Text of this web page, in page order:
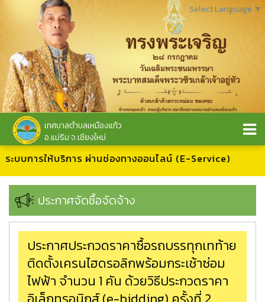
Select Language ▼
เทศบาลตำบลเหมืองแก้ว
อ.แม่ริม จ.เชียงใหม่
ะบบการให้บริการ ผ่านช่องทางออนไลน์ (E-Service)
ประกาศจัดซื้อจัดจ้าง
ประกาศประกวดราคาซื้อรถบรรทุกเทท้าย
ติดตั้งเครนไฮดรอลิกพร้อมกระเช้าซ่อม
ไฟฟ้า จำนวน 1 คัน ด้วยวิธีประกวดราคา